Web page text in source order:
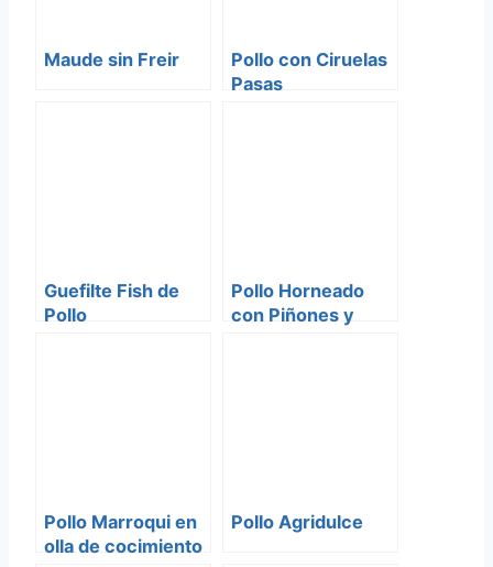
Maude sin Freir
Pollo con Ciruelas
Pasas
Guefilte Fish de
Pollo
Pollo Horneado
con Piñones y
Pollo Marroqui en
olla de cocimiento
Pollo Agridulce